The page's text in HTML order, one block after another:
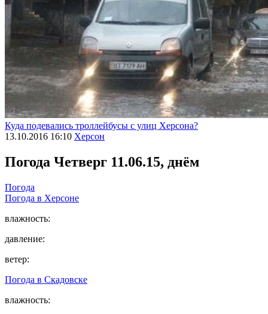
Куда подевались троллейбусы с улиц Херсона?
13.10.2016 16:10 Херсон
Погода Четверг 11.06.15, днём
Погода
Погода в Херсоне
влажность:
давление:
ветер:
Погода в Скадовске
влажность: